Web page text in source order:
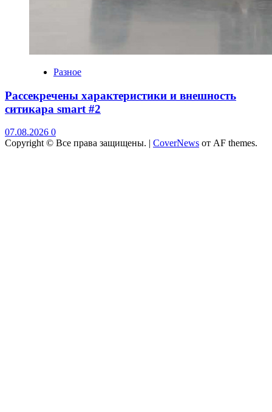
Разное
Рассекречены характеристики и внешность
ситикара smart #2
07.08.2026 0
Copyright © Все права защищены. | CoverNews от AF themes.